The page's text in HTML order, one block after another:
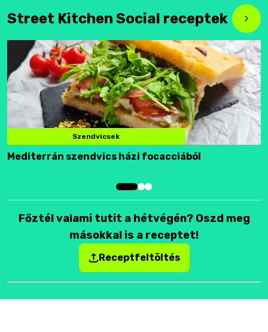
Street Kitchen Social receptek
Szendvicsek
Mediterrán szendvics házi focacciából
Főztél valami tutit a hétvégén? Oszd meg
másokkal is a receptet!
Receptfeltöltés